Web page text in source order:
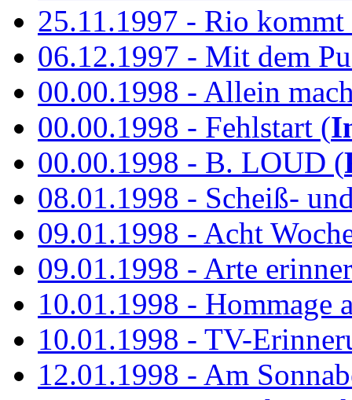
25.11.1997 - Rio kommt
06.12.1997 - Mit dem
00.00.1998 - Allein
00.00.1998 - Fehlstart (
00.00.1998 - B. LOUD (
08.01.1998 - Scheiß-
09.01.1998 - Acht
09.01.1998 - Arte
10.01.1998 - Hommage
10.01.1998 - TV-
12.01.1998 - Am